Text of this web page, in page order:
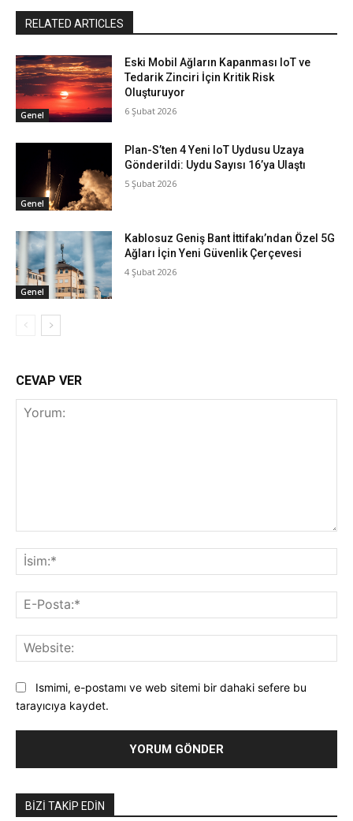
RELATED ARTICLES
Genel
Eski Mobil Ağların Kapanması IoT ve
Tedarik Zinciri İçin Kritik Risk
Oluşturuyor
6 Şubat 2026
Genel
Plan-S’ten 4 Yeni IoT Uydusu Uzaya
Gönderildi: Uydu Sayısı 16’ya Ulaştı
5 Şubat 2026
Genel
Kablosuz Geniş Bant İttifakı’ndan Özel 5G
Ağları İçin Yeni Güvenlik Çerçevesi
4 Şubat 2026
CEVAP VER
Ismimi, e-postamı ve web sitemi bir dahaki sefere bu
tarayıcıya kaydet.
BIZI TAKIP EDIN